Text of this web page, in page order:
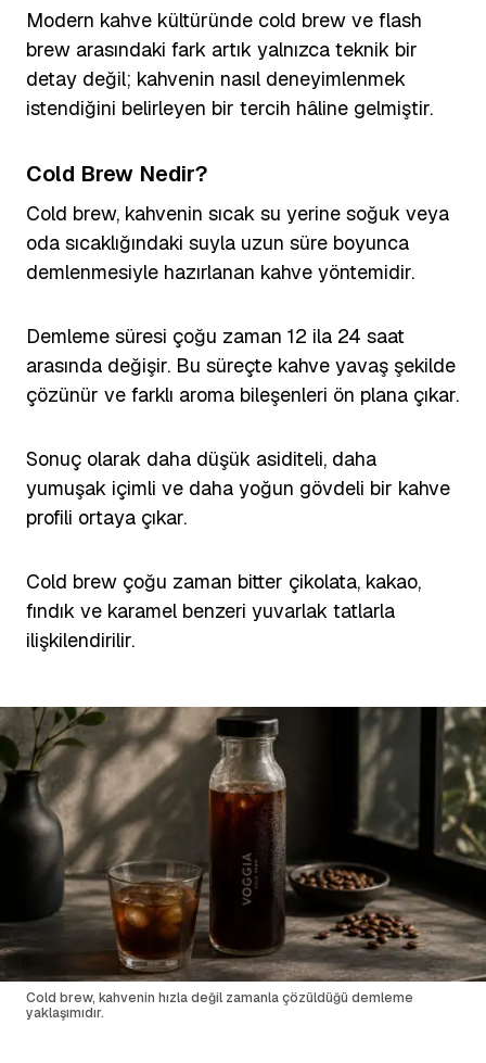
Modern kahve kültüründe cold brew ve flash
brew arasındaki fark artık yalnızca teknik bir
detay değil; kahvenin nasıl deneyimlenmek
istendiğini belirleyen bir tercih hâline gelmiştir.
Cold Brew Nedir?
Cold brew, kahvenin sıcak su yerine soğuk veya
oda sıcaklığındaki suyla uzun süre boyunca
demlenmesiyle hazırlanan kahve yöntemidir.
Demleme süresi çoğu zaman 12 ila 24 saat
arasında değişir. Bu süreçte kahve yavaş şekilde
çözünür ve farklı aroma bileşenleri ön plana çıkar.
Sonuç olarak daha düşük asiditeli, daha
yumuşak içimli ve daha yoğun gövdeli bir kahve
profili ortaya çıkar.
Cold brew çoğu zaman bitter çikolata, kakao,
fındık ve karamel benzeri yuvarlak tatlarla
ilişkilendirilir.
Cold brew, kahvenin hızla değil zamanla çözüldüğü demleme
yaklaşımıdır.